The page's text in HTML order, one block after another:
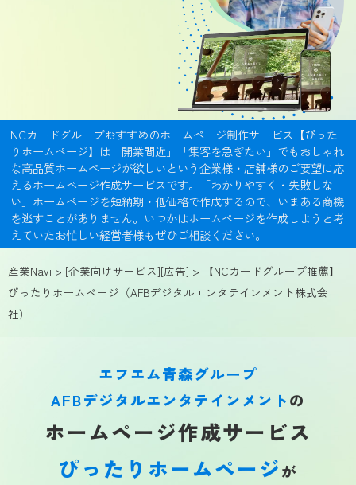
NCカードグループおすすめのホームページ制作サービス【ぴった
りホームページ】は「開業間近」「集客を急ぎたい」でもおしゃれ
な高品質ホームページが欲しいという企業様・店舗様のご要望に応
えるホームページ作成サービスです。「わかりやすく・失敗しな
い」ホームページを短納期・低価格で作成するので、いまある商機
を逃すことがありません。いつかはホームページを作成しようと考
えていたお忙しい経営者様もぜひご相談ください。
産業Navi > [企業向けサービス][広告] > 【NCカードグループ推薦】
ぴったりホームページ（AFBデジタルエンタテインメント株式会
社）
エフエム青森グループ
AFBデジタルエンタテインメントの
ホームページ作成サービス
ぴったりホームページが